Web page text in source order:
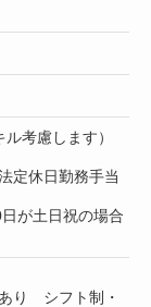
考慮します）
定休日勤務手当
が土日祝の場合
り シフト制・